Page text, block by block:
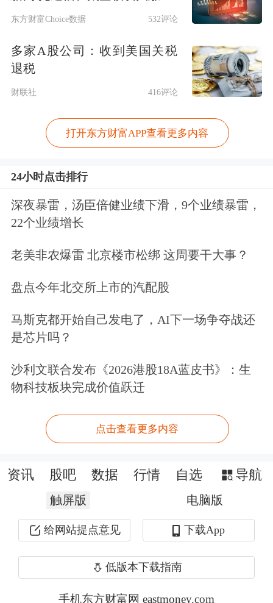
业布局与全球化进程中的长期思考。他
表示，中国汽车的高端化，需要“仰望
式执着”。高端品牌的建立从来不是一
蹴而就的，而是要经历产品验证、用户
信任、品牌资产积累。仰望做的是一件
难而正确的事：坚持长期主义，推动中
国汽车真正实现高端化突破。
新东方创始人俞敏洪则从企业家精神与
时代责任出发，带来《我们只有仰望星
空，才能行走大地》的主题分享。他表
示，企业家不仅要关注经营本身，更需
变化中保持探索精神与成长能力。
TCL创始人、董事长李东生围绕全球化
竞争趋势，分享了《中国企业出海新范
式》的思考。他认为，中国企业正在
从“产品出海”迈向“品牌出海”与“产业
链出海”。
此外，长江商学院院长李海涛、新商业
架构师张琦也分别围绕全球经济格局变
化、企业新增长逻辑等议题展开分享。
构建“仰望朋友圈”，打造高价值企业家
东方财富Choice数据 532评论
多家A股公司：收到美国关税
退税
财联社 416评论
打开东方财富APP查看更多内容
24小时点击排行
深夜暴雷，汤臣倍健业绩下滑，9个业绩暴雷，
22个业绩增长
老美非农爆雷 北京楼市松绑 这周要干大事？
盘点今年北交所上市的汽配股
马斯克都开始自己发电了，AI下一场争夺战还
是芯片吗？
沙利文联合发布《2026港股18A蓝皮书》：生
物科技板块完成价值跃迁
点击查看更多内容
资讯 股吧 数据 行情 自选 导航
触屏版 电脑版
给网站提点意见 下载App
低版本下载指南
手机东方财富网 eastmoney.com